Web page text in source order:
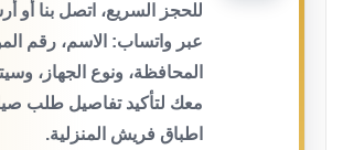
للحجز السريع، اتصل بنا أو
عبر واتساب: الاسم، رقم
المحافظة، ونوع الجهاز،
معك لتأكيد تفاصيل طلب
اطباق فريش المنزلية.